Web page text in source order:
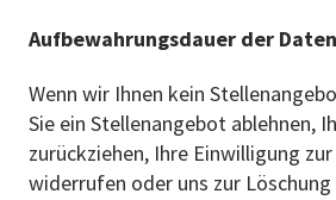
Aufbewahrungsdauer der Daten
Wenn wir Ihnen kein
Sie ein Stellenangebot ablehnen,
zurückziehen, Ihre Einwilligung
widerrufen oder uns zur